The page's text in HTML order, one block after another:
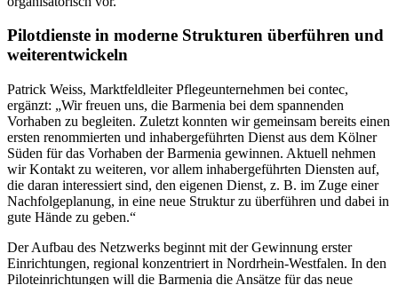
Pilotdienste in moderne Strukturen überführen und
weiterentwickeln
Patrick Weiss, Marktfeldleiter Pflegeunternehmen bei contec,
ergänzt: „Wir freuen uns, die Barmenia bei dem spannenden
Vorhaben zu begleiten. Zuletzt konnten wir gemeinsam bereits einen
ersten renommierten und inhabergeführten Dienst aus dem Kölner
Süden für das Vorhaben der Barmenia gewinnen. Aktuell nehmen
wir Kontakt zu weiteren, vor allem inhabergeführten Diensten auf,
die daran interessiert sind, den eigenen Dienst, z. B. im Zuge einer
Nachfolgeplanung, in eine neue Struktur zu überführen und dabei in
gute Hände zu geben.“
Der Aufbau des Netzwerks beginnt mit der Gewinnung erster
Einrichtungen, regional konzentriert in Nordrhein-Westfalen. In den
Piloteinrichtungen will die Barmenia die Ansätze für das neue